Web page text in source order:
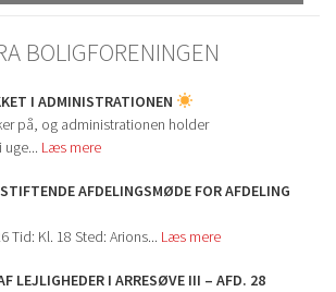
BOLIGFORENINGEN
I ADMINISTRATIONEN
på, og administrationen holder
Læs mere
AFDELINGSMØDE FOR AFDELING
Tid: Kl. 18 Sted: Arions... Læs mere
LEJLIGHEDER I ARRESØVE III – AFD. 28